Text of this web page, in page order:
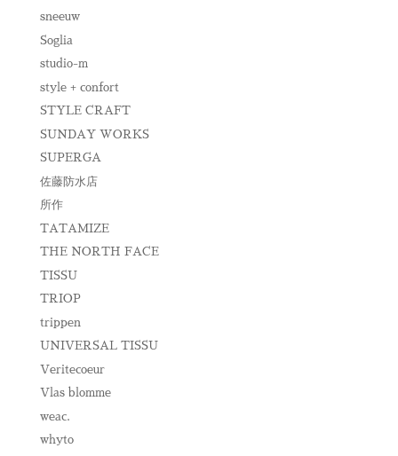
sneeuw
Soglia
studio-m
style + confort
STYLE CRAFT
SUNDAY WORKS
SUPERGA
佐藤防水店
所作
TATAMIZE
THE NORTH FACE
TISSU
TRIOP
trippen
UNIVERSAL TISSU
Veritecoeur
Vlas blomme
weac.
whyto